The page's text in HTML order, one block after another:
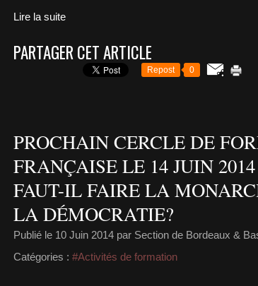
Lire la suite
PARTAGER CET ARTICLE
Repost 0
PROCHAIN CERCLE DE
FRANÇAISE LE 14 JUIN
FAUT-IL FAIRE LA
LA DÉMOCRATIE?
Publié le 10 Juin 2014 par Section de Bordeaux &
Catégories : #Activités de formation